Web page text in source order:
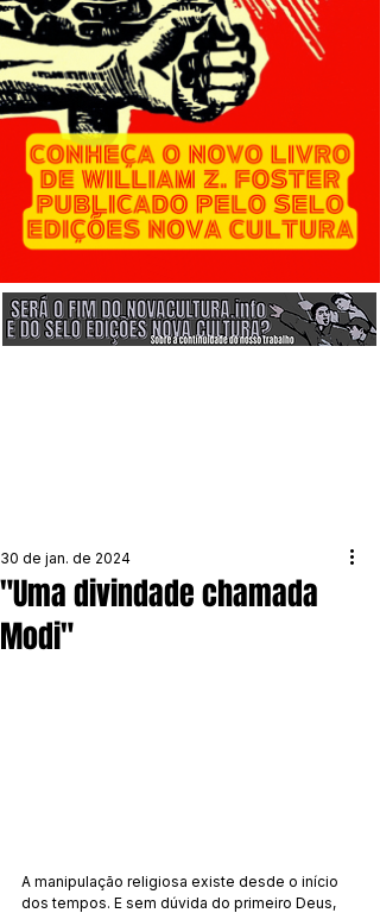
"Uma divindade chamada
Modi"
30 de jan. de 2024
A manipulação religiosa existe desde o início
dos tempos. E sem dúvida do primeiro Deus,